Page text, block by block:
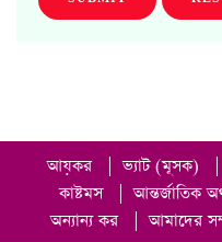
আয়কর ভ্যাট (মূসক)
কাষ্টমস
আন্তর্জাতিক
অন্যান্য কর
আমাদের